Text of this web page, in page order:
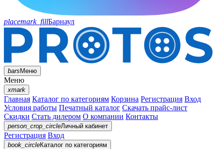
placemark_fillБарнаул
barsМеню
Меню
xmark
Главная Каталог по категориям Корзина Регистрация Вход
Условия работы Печатный каталог Скачать прайс-лист
Скидки Стать дилером О компании Контакты
person_crop_circleЛичный кабинет
Регистрация Вход
book_circleКаталог по категориям